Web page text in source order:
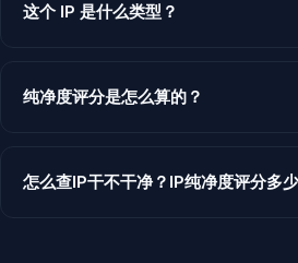
这个 IP 是什么类型？
纯净度评分是怎么算的？
怎么查IP干不干净？IP纯净度评分多